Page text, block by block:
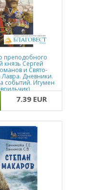
преподобного
князь Сергей
и Свято-
Лавра. Дневники.
событий. Игумен
7.39 EUR